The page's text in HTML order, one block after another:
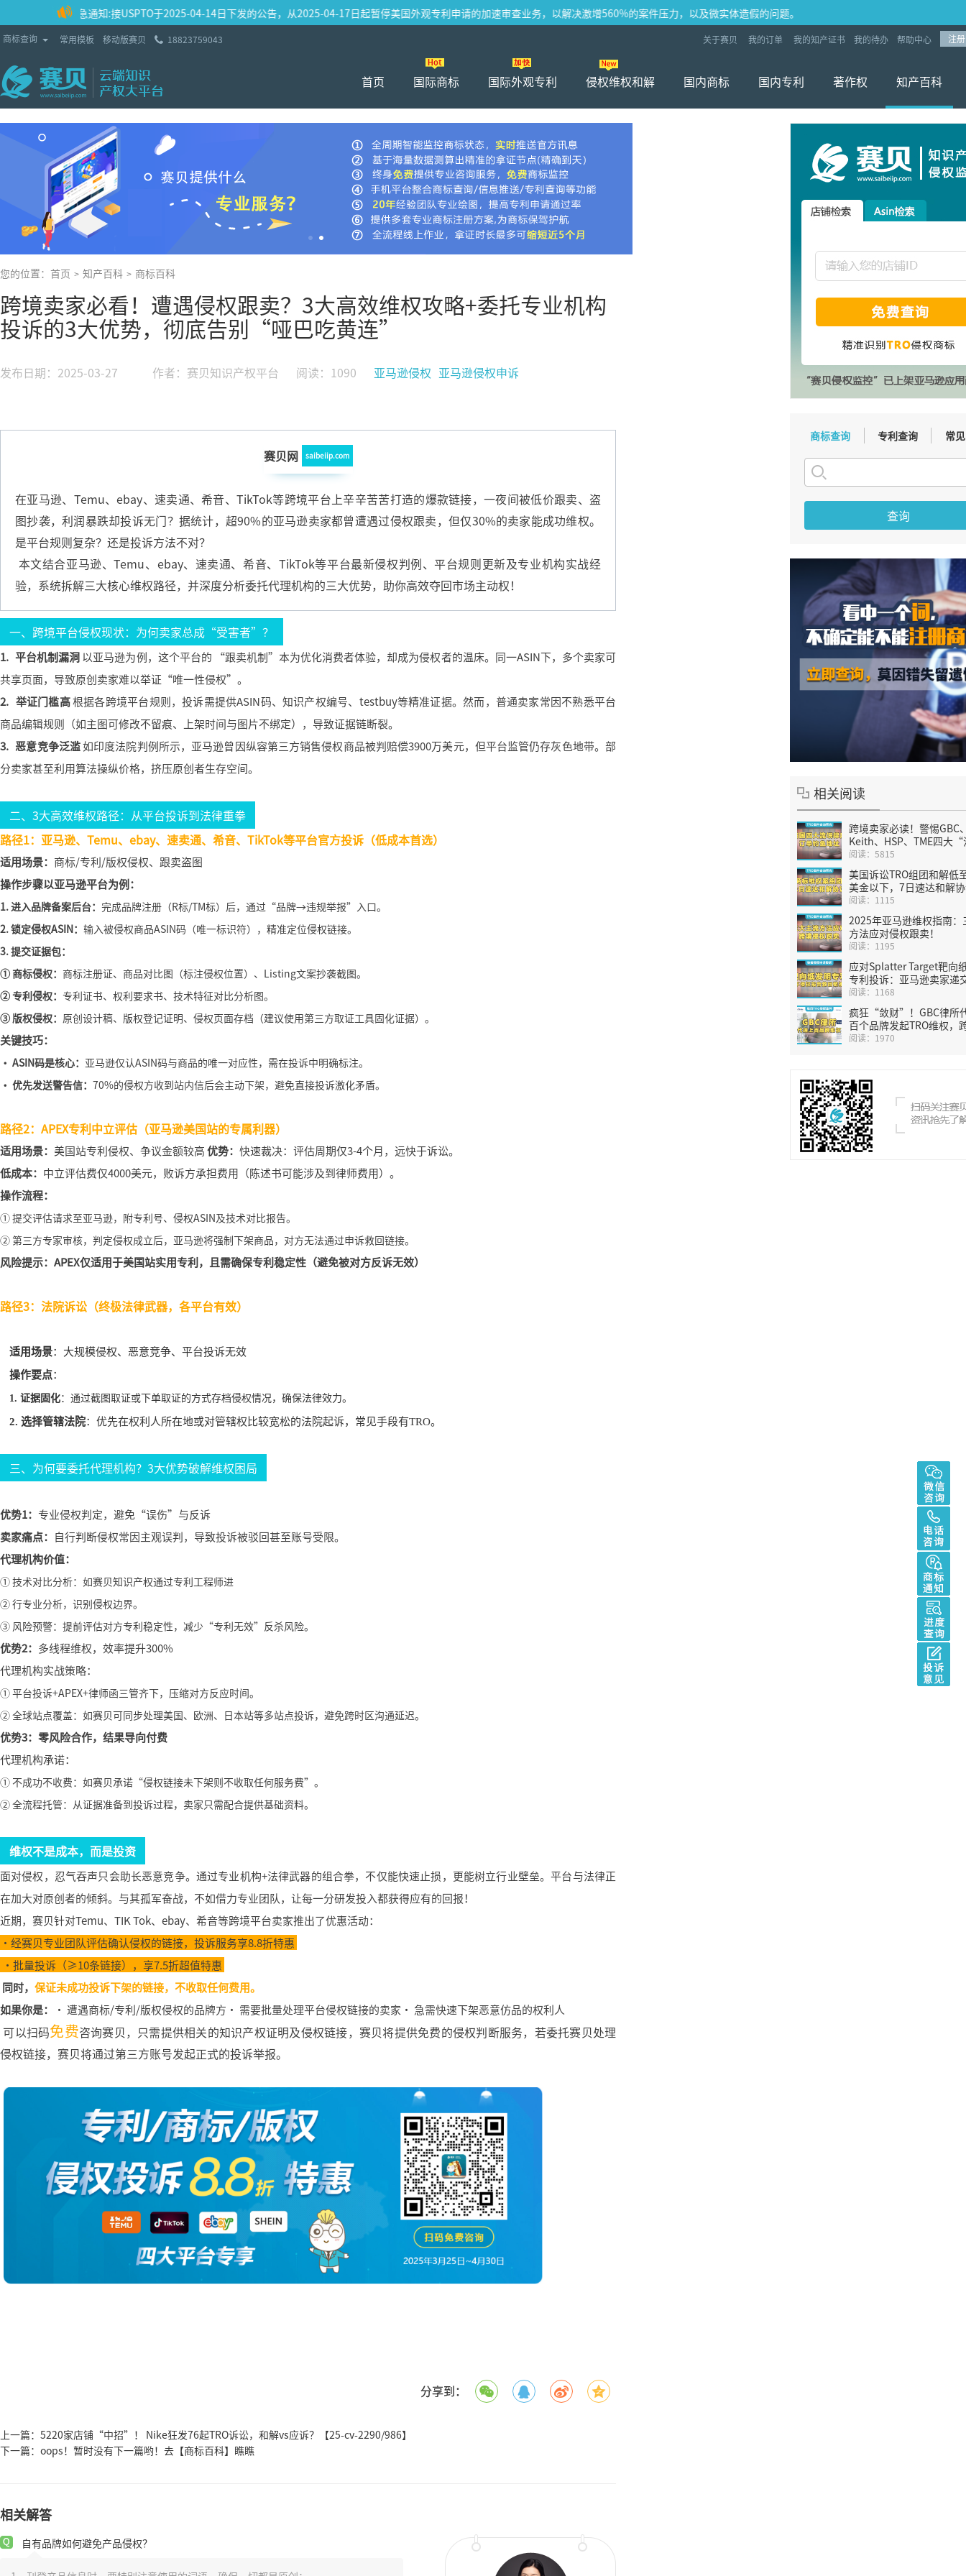
紧急通知:接USPTO于2025-04-14日下发的公告，从2025-04-17日起暂停美国外观专利申请的加速审查业务，以解决激增560%的案件压力，以及微实体造假的问题。
商标查询 Toggle Dropdown
常用模板 移动版赛贝 18823759043 注册
关于赛贝 我的订单 我的知产证书 我的待办 帮助中心
首页 国际商标 国际外观专利 侵权维权和解 国内商标 国内专利 著作权 知产百科
您的位置： 首页 > 知产百科 > 商标百科
跨境卖家必看！遭遇侵权跟卖？3大高效维权攻略+委托专业机构
投诉的3大优势，彻底告别“哑巴吃黄连”
发布日期：2025-03-27 作者：赛贝知识产权平台 阅读：1090 亚马逊侵权 亚马逊侵权申诉
赛贝网 saibeiip.com
在亚马逊、Temu、ebay、速卖通、希音、TikTok等跨境平台上辛辛苦苦打造的爆款链接，一夜间被低价跟卖、盗
图抄袭，利润暴跌却投诉无门？据统计，超90%的亚马逊卖家都曾遭遇过侵权跟卖，但仅30%的卖家能成功维权。
是平台规则复杂？还是投诉方法不对？
本文结合亚马逊、Temu、ebay、速卖通、希音、TikTok等平台最新侵权判例、平台规则更新及专业机构实战经
验，系统拆解三大核心维权路径，并深度分析委托代理机构的三大优势，助你高效夺回市场主动权！
一、跨境平台侵权现状：为何卖家总成“受害者”？
1. 平台机制漏洞以亚马逊为例，这个平台的 “跟卖机制”本为优化消费者体验，却成为侵权者的温床。同一ASIN下，多个卖家可
共享页面，导致原创卖家难以举证“唯一性侵权”。
2. 举证门槛高根据各跨境平台规则，投诉需提供ASIN码、知识产权编号、testbuy等精准证据。然而，普通卖家常因不熟悉平台
商品编辑规则（如主图可修改不留痕、上架时间与图片不绑定），导致证据链断裂。
3. 恶意竞争泛滥如印度法院判例所示，亚马逊曾因纵容第三方销售侵权商品被判赔偿3900万美元，但平台监管仍存灰色地带。部
分卖家甚至利用算法操纵价格，挤压原创者生存空间。
二、3大高效维权路径：从平台投诉到法律重拳
路径1： 亚马逊、Temu、ebay、速卖通、希音、TikTok等平台官方投诉（低成本首选）
适用场景： 商标/专利/版权侵权、跟卖盗图
操作步骤以亚马逊平台为例：
1. 进入品牌备案后台： 完成品牌注册（R标/TM标）后，通过“品牌→违规举报”入口。
2. 锁定侵权ASIN： 输入被侵权商品ASIN码（唯一标识符），精准定位侵权链接。
3. 提交证据包：
① 商标侵权： 商标注册证、商品对比图（标注侵权位置）、Listing文案抄袭截图。
② 专利侵权： 专利证书、权利要求书、技术特征对比分析图。
③ 版权侵权： 原创设计稿、版权登记证明、侵权页面存档（建议使用第三方取证工具固化证据）。
关键技巧：
· ASIN码是核心： 亚马逊仅认ASIN码与商品的唯一对应性，需在投诉中明确标注。
· 优先发送警告信： 70%的侵权方收到站内信后会主动下架，避免直接投诉激化矛盾。
路径2： APEX专利中立评估（亚马逊美国站的专属利器）
适用场景： 美国站专利侵权、争议金额较高优势： 快速裁决：评估周期仅3-4个月，远快于诉讼。
低成本： 中立评估费仅4000美元，败诉方承担费用（陈述书可能涉及到律师费用）。
操作流程：
① 提交评估请求至亚马逊，附专利号、侵权ASIN及技术对比报告。
② 第三方专家审核，判定侵权成立后，亚马逊将强制下架商品，对方无法通过申诉救回链接。
风险提示：APEX仅适用于美国站实用专利，且需确保专利稳定性（避免被对方反诉无效）
路径3： 法院诉讼（终极法律武器，各平台有效）
适用场景：大规模侵权、恶意竞争、平台投诉无效
操作要点：
1. 证据固化：通过截图取证或下单取证的方式存档侵权情况，确保法律效力。
2. 选择管辖法院：优先在权利人所在地或对管辖权比较宽松的法院起诉，常见手段有TRO。
三、为何要委托代理机构？3大优势破解维权困局
优势1： 专业侵权判定，避免“误伤”与反诉
卖家痛点： 自行判断侵权常因主观误判，导致投诉被驳回甚至账号受限。
代理机构价值：
① 技术对比分析：如赛贝知识产权通过专利工程师进
② 行专业分析，识别侵权边界。
③ 风险预警：提前评估对方专利稳定性，减少“专利无效”反杀风险。
优势2： 多线程维权，效率提升300%
代理机构实战策略：
① 平台投诉+APEX+律师函三管齐下，压缩对方反应时间。
② 全球站点覆盖：如赛贝可同步处理美国、欧洲、日本站等多站点投诉，避免跨时区沟通延迟。
优势3：零风险合作，结果导向付费
代理机构承诺：
① 不成功不收费：如赛贝承诺“侵权链接未下架则不收取任何服务费”。
② 全流程托管：从证据准备到投诉过程，卖家只需配合提供基础资料。
维权不是成本，而是投资
面对侵权，忍气吞声只会助长恶意竞争。通过专业机构+法律武器的组合拳，不仅能快速止损，更能树立行业壁垒。平台与法律正
在加大对原创者的倾斜。与其孤军奋战，不如借力专业团队，让每一分研发投入都获得应有的回报！
近期，赛贝针对Temu、TIK Tok、ebay、希音等跨境平台卖家推出了优惠活动：
·经赛贝专业团队评估确认侵权的链接，投诉服务享8.8折特惠
·批量投诉（≥10条链接），享7.5折超值特惠
同时， 保证未成功投诉下架的链接，不收取任何费用。
如果你是：
· 遭遇商标/专利/版权侵权的品牌方 · 需要批量处理平台侵权链接的卖家 · 急需快速下架恶意仿品的权利人
可以扫码免费咨询赛贝，只需提供相关的知识产权证明及侵权链接，赛贝将提供免费的侵权判断服务，若委托赛贝处理
侵权链接，赛贝将通过第三方账号发起正式的投诉举报。
分享到：
上一篇： 5220家店铺“中招”！ Nike狂发76起TRO诉讼，和解vs应诉？【25-cv-2290/986】
下一篇： oops！暂时没有下一篇哟！去【商标百科】瞧瞧
相关解答
自有品牌如何避免产品侵权？
商标查询 专利查询 常
查询
相关阅读
跨境卖家必读！警惕GBC
Keith、HSP、TME四大“
律所”陷阱（建议收藏）
阅读：5815
美国诉讼TRO组团和解低
美金以下，7日速达和解
阅读：1115
2025年亚马逊维权指南：
方法应对侵权跟卖！
阅读：1195
应对Splatter Target靶向
专利投诉：亚马逊卖家递
权意见书以快速恢复链接
阅读：1168
疯狂“敛财”！GBC律所
百个品牌发起TRO维权，
家被盯上了怎么办？
阅读：1970